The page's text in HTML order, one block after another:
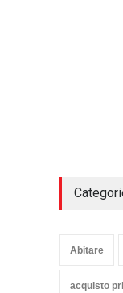
Abitare
acquisto